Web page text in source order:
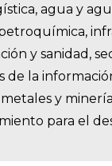
agua y
y sanidad,
de la
y
para el